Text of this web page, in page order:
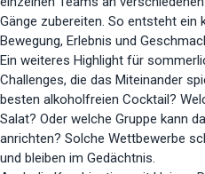
Gänge zubereiten. So entsteht ein
Bewegung, Erlebnis und
Ein weiteres Highlight für
Challenges, die das Miteinander
besten alkoholfreien Cocktail?
Salat? Oder welche Gruppe kann
anrichten? Solche Wettbewerbe
und bleiben im Gedächtnis.